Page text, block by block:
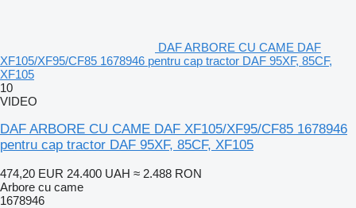
DAF ARBORE CU CAME DAF
XF105/XF95/CF85 1678946 pentru cap tractor DAF 95XF, 85CF,
XF105
10
VIDEO
DAF ARBORE CU CAME DAF XF105/XF95/CF85 1678946
pentru cap tractor DAF 95XF, 85CF, XF105
474,20 EUR 24.400 UAH ≈ 2.488 RON
Arbore cu came
1678946